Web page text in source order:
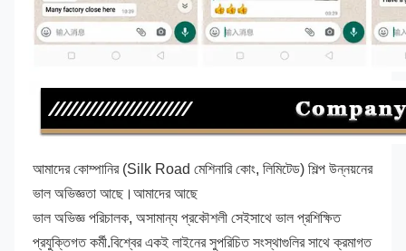
আমাদের কোম্পানির (Silk Road মেশিনারি কোং, লিমিটেড) শিল্প উন্নয়নের
ভাল অভিজ্ঞতা আছে।আমাদের আছে
ভাল অভিজ্ঞ পরিচালক, অসামান্য প্রকৌশলী সেইসাথে ভাল প্রশিক্ষিত
প্রযুক্তিগত কর্মী.বিশ্বের একই লাইনের সুপরিচিত সংস্থাগুলির সাথে ক্রমাগত